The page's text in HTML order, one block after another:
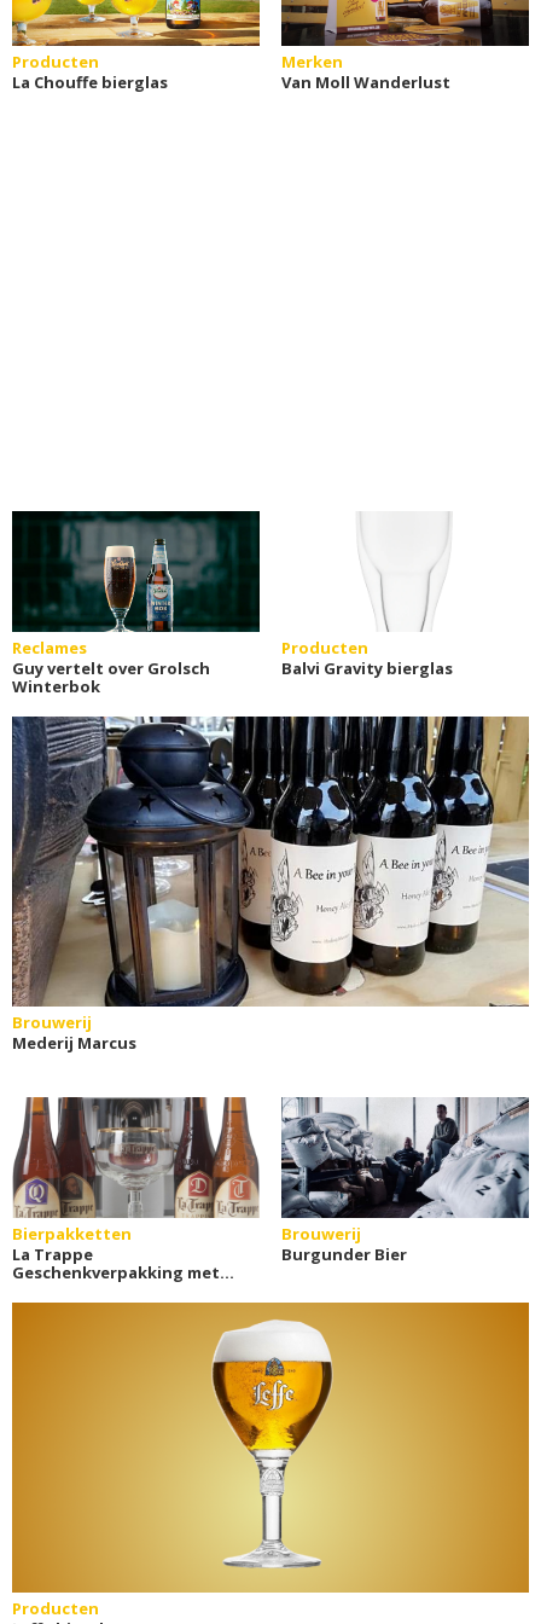
Producten
La Chouffe bierglas
Merken
Van Moll Wanderlust
Reclames
Guy vertelt over Grolsch
Winterbok
Producten
Balvi Gravity bierglas
Brouwerij
Mederij Marcus
Bierpakketten
La Trappe
Geschenkverpakking met
Brouwerij
Burgunder Bier
Producten